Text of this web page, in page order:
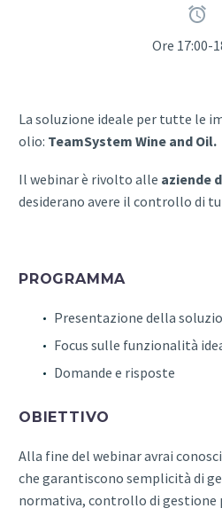


Ore 17:00-
La soluzione ideale per tutte le
olio: TeamSystem Wine and Oil.
Il webinar è rivolto alle aziende
desiderano avere il controllo di
PROGRAMMA
Presentazione della
Focus sulle funzionalità
Domande e risposte
OBIETTIVO
Alla fine del webinar avrai
che garantiscono semplicità di
normativa, controllo di